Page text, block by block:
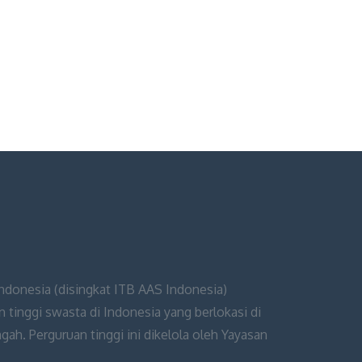
(disingkat ITB AAS Indonesia)
tinggi swasta di Indonesia yang berlokasi di
Perguruan tinggi ini dikelola oleh Yayasan